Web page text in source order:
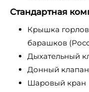
Стандартная
Крышка
барашков
Дыхательный
Донный клапан
Шаровый кран